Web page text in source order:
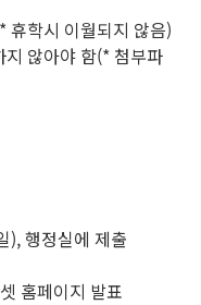
휴학시 이월되지 않음)
않아야 함(* 첨부파
), 행정실에 제출
홈페이지 발표